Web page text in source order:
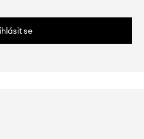
se